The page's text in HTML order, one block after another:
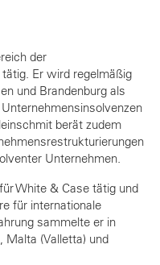
der
Er wird regelmäßig
und Brandenburg als
berät zudem
Unternehmen.
White & Case tätig und
für internationale
sammelte er in
Malta (Valletta) und